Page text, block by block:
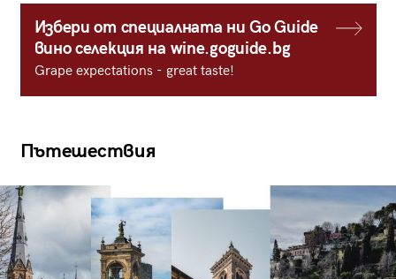
Избери от специалната ни Go Guide
вино селекция на wine.goguide.bg
Grape expectations - great taste!
Пътешествия